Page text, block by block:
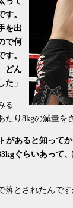
す。
を出
で何
す。
どん
た」
る
たり8kgの減量を
があると知って
ぐらいあって
とされたんです